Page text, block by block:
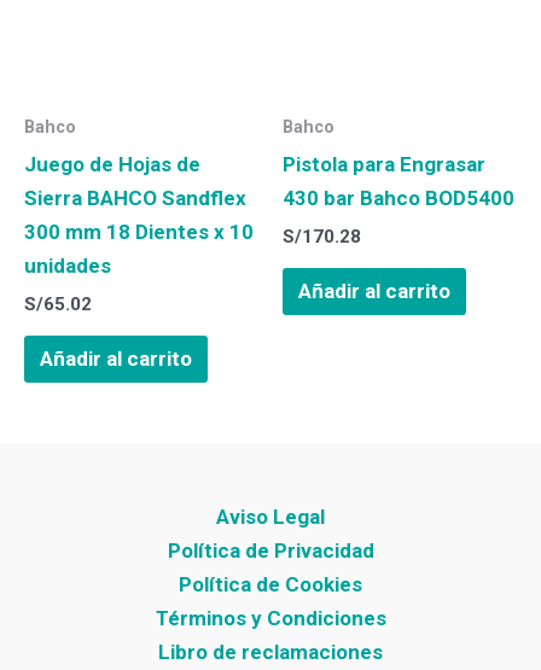
Bahco
Juego de Hojas de
Sierra BAHCO Sandflex
300 mm 18 Dientes x 10
unidades
S/65.02
Añadir al carrito
Bahco
Pistola para Engrasar
430 bar Bahco BOD5400
S/170.28
Añadir al carrito
Aviso Legal
Política de Privacidad
Política de Cookies
Términos y Condiciones
Libro de reclamaciones